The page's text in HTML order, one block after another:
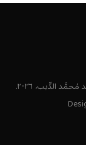
الدِّيب، ٢٠٢٦.